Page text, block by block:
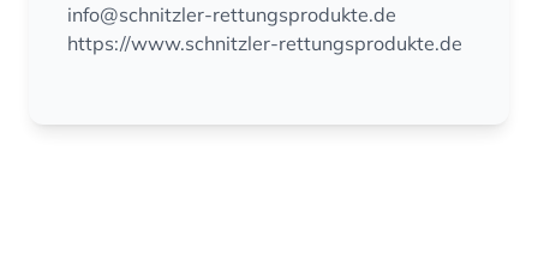
info@schnitzler-rettungsprodukte.de
https://www.schnitzler-rettungsprodukte.de